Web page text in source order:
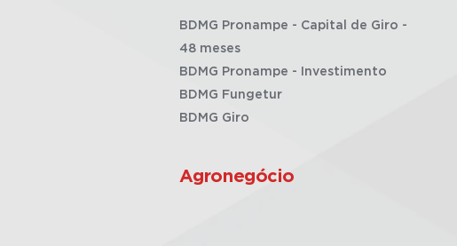
BDMG Pronampe - Capital de Giro -
48 meses
BDMG Pronampe - Investimento
BDMG Fungetur
BDMG Giro
Agronegócio